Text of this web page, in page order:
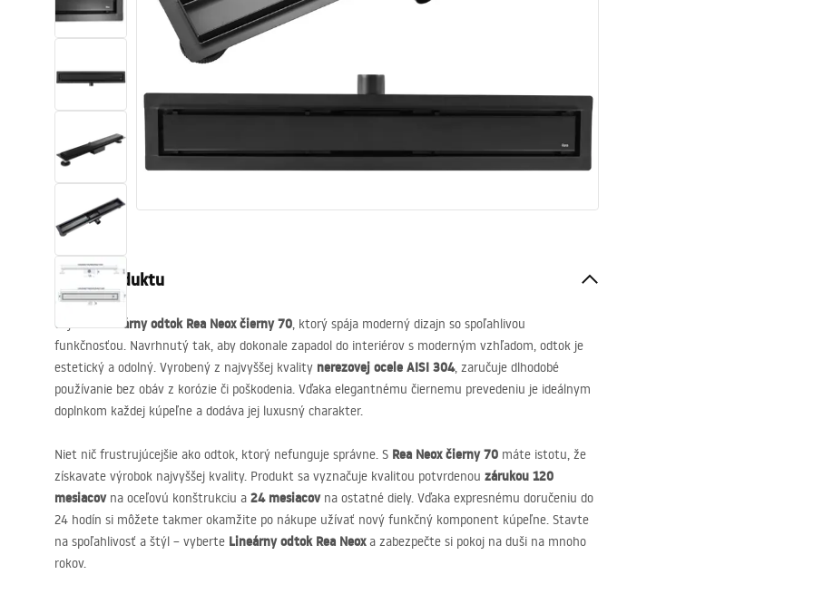
Vaňa so zástenou
Batérie
Sprchy
Kuchyňa
Popis produktu
ObjavteLineárny odtok Rea Neox čierny 70, ktorý spája moderný dizajn so spoľahlivou
funkčnosťou. Navrhnutý tak, aby dokonale zapadol do interiérov s moderným vzhľadom, odtok je
estetický a odolný. Vyrobený z najvyššej kvality nerezovej ocele AISI 304, zaručuje dlhodobé
používanie bez obáv z korózie či poškodenia. Vďaka elegantnému čiernemu prevedeniu je ideálnym
doplnkom každej kúpeľne a dodáva jej luxusný charakter.
Niet nič frustrujúcejšie ako odtok, ktorý nefunguje správne. S Rea Neox čierny 70 máte istotu, že
získavate výrobok najvyššej kvality. Produkt sa vyznačuje kvalitou potvrdenou zárukou 120
mesiacovna oceľovú konštrukciu a 24 mesiacovna ostatné diely. Vďaka expresnému doručeniu do
24 hodín si môžete takmer okamžite po nákupe užívať nový funkčný komponent kúpeľne. Stavte
na spoľahlivosť a štýl – vyberte Lineárny odtok Rea Neoxa zabezpečte si pokoj na duši na mnoho
rokov.